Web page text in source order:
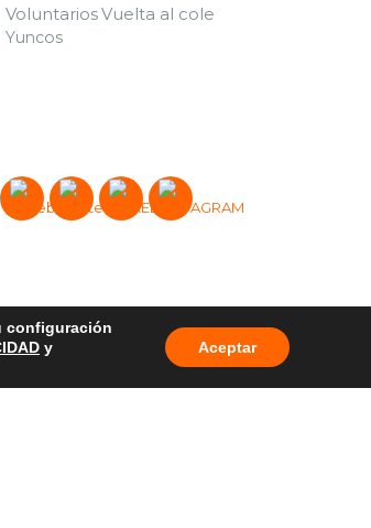
VoluntariosVuelta al cole
Yuncos
configuración
y
Aceptar